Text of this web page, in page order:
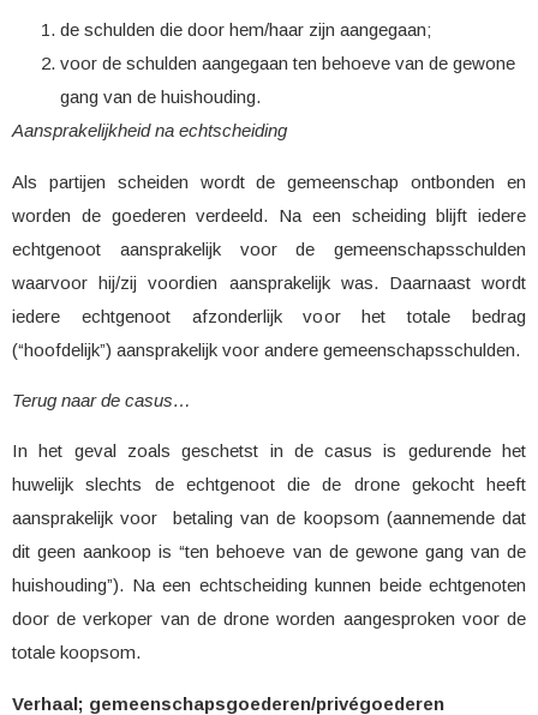
de schulden die door hem/haar zijn aangegaan;
voor de schulden aangegaan ten behoeve van de gewone
gang van de huishouding.
Aansprakelijkheid na echtscheiding
Als partijen scheiden wordt de gemeenschap ontbonden en
worden de goederen verdeeld. Na een scheiding blijft iedere
echtgenoot aansprakelijk voor de gemeenschapsschulden
waarvoor hij/zij voordien aansprakelijk was. Daarnaast wordt
iedere echtgenoot afzonderlijk voor het totale bedrag
(“hoofdelijk”) aansprakelijk voor andere gemeenschapsschulden.
Terug naar de casus…
In het geval zoals geschetst in de casus is gedurende het
huwelijk slechts de echtgenoot die de drone gekocht heeft
aansprakelijk voor betaling van de koopsom (aannemende dat
dit geen aankoop is “ten behoeve van de gewone gang van de
huishouding”). Na een echtscheiding kunnen beide echtgenoten
door de verkoper van de drone worden aangesproken voor de
totale koopsom.
Verhaal; gemeenschapsgoederen/privégoederen